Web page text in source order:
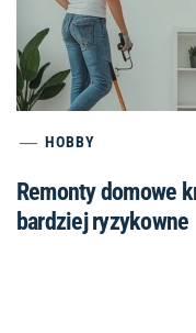
HOBBY
Remonty domowe
bardziej ryzykowne